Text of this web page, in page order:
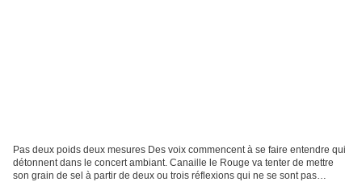
Pas deux poids deux mesures Des voix commencent à se faire entendre qui
détonnent dans le concert ambiant. Canaille le Rouge va tenter de mettre
son grain de sel à partir de deux ou trois réflexions qui ne se sont pas